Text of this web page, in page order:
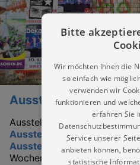
Ausstellungen
Ausstellungen in Marienberg
Ausstellungskalender für
Ausstellungen in
Wochen und Monaten.
Bitte
Wir möchten Ihnen die
so einfach wie
verwenden wir
funktionieren und
erfahren Sie
Service unserer
anbieten können,
statistische